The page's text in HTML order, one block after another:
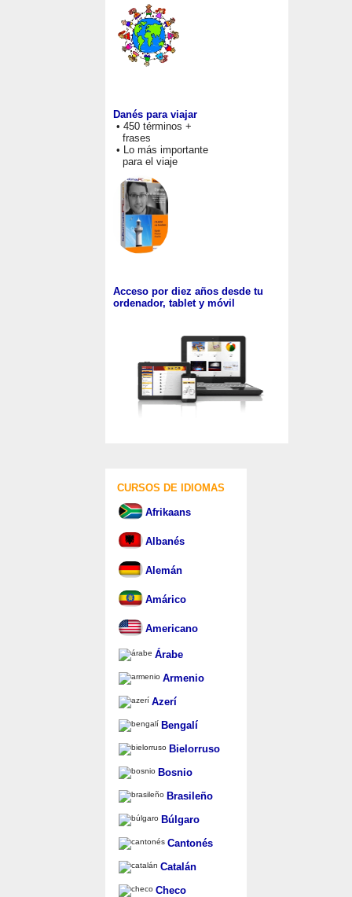
Danés para viajar
• 450 términos +
frases
• Lo más importante
para el viaje
Acceso por diez años desde tu
ordenador, tablet y móvil
CURSOS DE IDIOMAS
Afrikaans
Albanés
Alemán
Amárico
Americano
Árabe
Armenio
Azerí
Bengalí
Bielorruso
Bosnio
Brasileño
Búlgaro
Cantonés
Catalán
Checo